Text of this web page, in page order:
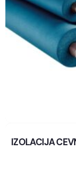
IZOLACIJA